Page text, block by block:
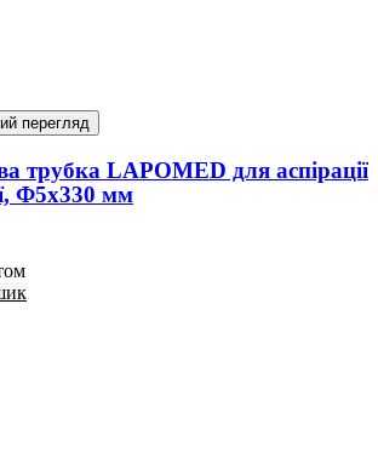
перегляд
трубка LAPOMED для аспірації
Ф5х330 мм